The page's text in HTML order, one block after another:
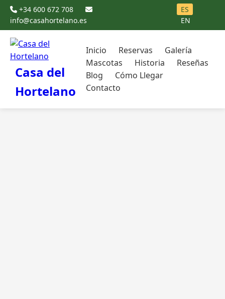
+34 600 672 708
info@casahortelano.es
ES
EN
Casa del
Hortelano
Inicio Reservas
Galería
Mascotas
Historia
Reseñas
Blog
Cómo Llegar
Contacto